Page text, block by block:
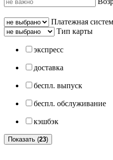
Платежная
Тип карты
экспресс
доставка
беспл. выпуск
беспл. обслуживание
кэшбэк
Показать (23)